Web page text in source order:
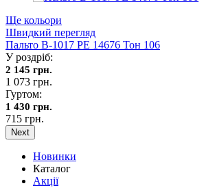
Ще кольори
Швидкий перегляд
Пальто В-1017 PE 14676 Тон 106
У роздріб:
2 145 грн.
1 073 грн.
Гуртом:
1 430 грн.
715 грн.
Next
Новинки
Каталог
Акції